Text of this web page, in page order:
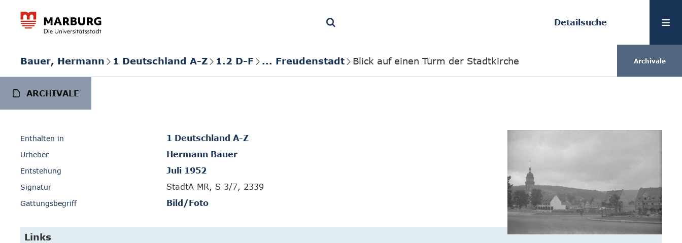
Detailsuche
Bauer, Hermann 1 Deutschland A-Z 1.2 D-F ... Freudenstadt Blick auf einen Turm der Stadtkirche Archivale
ARCHIVALE
Enthalten in 1 Deutschland A-Z
Urheber Hermann Bauer
Entstehung Juli 1952
Signatur StadtA MR, S 3/7, 2339
Gattungsbegriff Bild/Foto
Links